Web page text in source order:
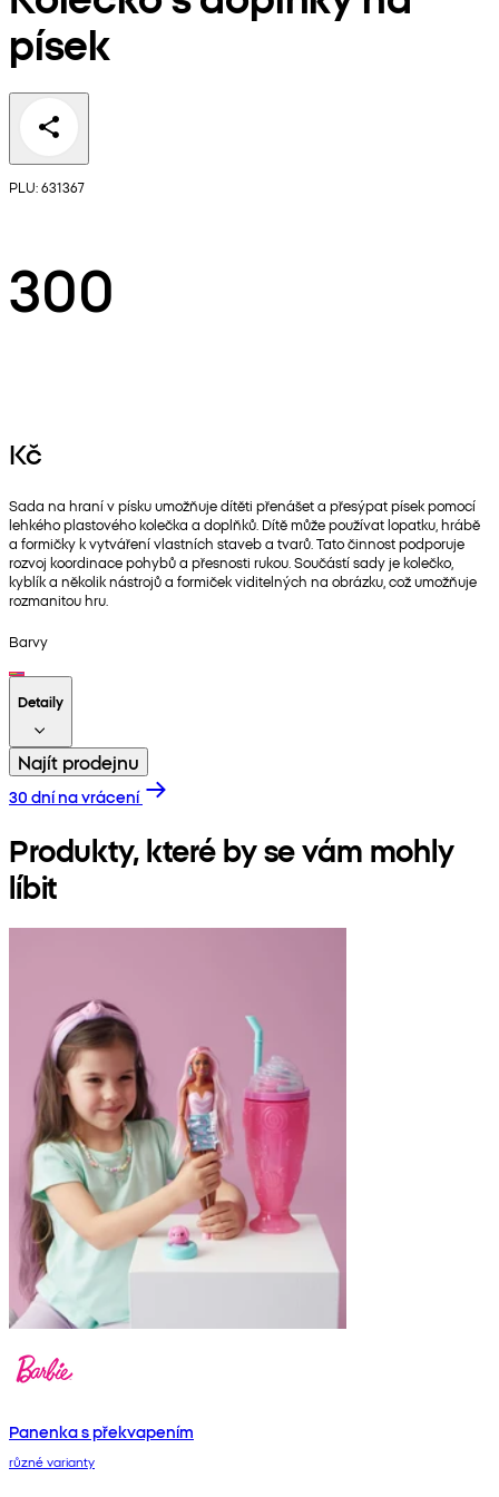
písek
PLU: 631367
300
Kč
Sada na hraní v písku umožňuje dítěti přenášet a přesýpat písek pomocí
lehkého plastového kolečka a doplňků. Dítě může používat lopatku, hrábě
a formičky k vytváření vlastních staveb a tvarů. Tato činnost podporuje
rozvoj koordinace pohybů a přesnosti rukou. Součástí sady je kolečko,
kyblík a několik nástrojů a formiček viditelných na obrázku, což umožňuje
rozmanitou hru.
Barvy
Detaily
Najít prodejnu
30 dní na vrácení
Produkty, které by se vám mohly
líbit
Panenka s překvapením
různé varianty